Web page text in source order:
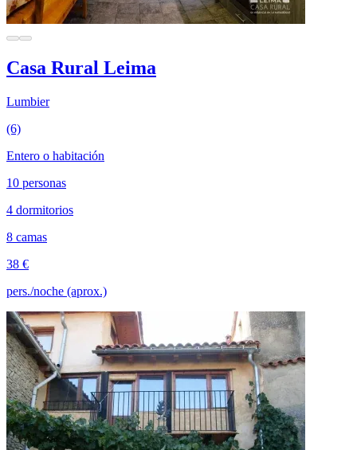
Casa Rural Leima
Lumbier
(6)
Entero o habitación
10 personas
4 dormitorios
8 camas
38 €
pers./noche (aprox.)